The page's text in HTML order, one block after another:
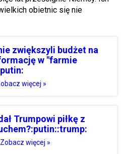
obietnic się nie
zwiększyli budżet na
w "farmie
więcej »
Trumpowi piłkę z
Zobacz więcej »